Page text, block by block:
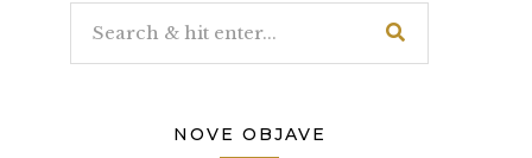
NOVE OBJAVE